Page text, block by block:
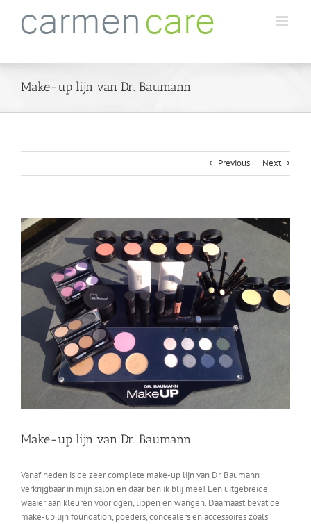
content
Make-up lijn van Dr. Baumann
Previous Next
View
Larger
Image
Make-up lijn van Dr. Baumann
Vanaf heden is de zeer complete make-up lijn van Dr. Baumann
verkrijgbaar in mijn salon en daar ben ik blij mee! Een uitgebreide
waaier aan kleuren voor ogen, lippen en wangen. Daarnaast bevat de
make-up lijn foundation, poeders, concealers en accessoires zoals